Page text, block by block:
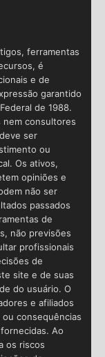
ferramentas
é
e de
garantido
de 1988.
nem consultores
ser
ou
Os ativos,
opiniões e
não ser
passados
de
não previsões
profissionais
de
site e de suas
do usuário. O
e afiliados
consequências
Ao
os riscos